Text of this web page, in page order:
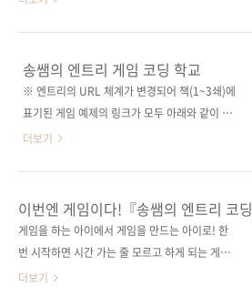
사 제이펍저자명 송상수출판일 2019년 10월
31일페이지 332쪽시리즈 (없음)판 형 46배판
18,000원ISBN 979-11-88621-69-9 (63000)
키워드 스크래치 / 블록 코딩 / 코딩 / 컴퓨터..
번에 송쌤이 엔트리 다음으로 선택한 도구도 바
로, 스크래치입니다. 앞에서 언급한 도구들은 저
마다의 특성이 있습니다. 엔트리는 우리나라에
며, 마이크로비트는 물리적 보드와 함께 공부할
수 있습니다. 그럼, 스크래치는 어떨까요? 스크
는 세계적인 연구소에서 개발한 프로그래밍 언
어로, 우리 어린이들이 21세기를 살아가는 데 필
수적인 창의적 사고, 체계적 추론, 협동 작업을
배우도록 돕습니다. 또한..
송쌤의 엔트리 게임 코딩 학교
※ 엔트리의 URL 체계가 변경되어 책(1~3쇄)에
표기된 게임 예제의 링크가 모두 아래와 같이 변
경되었으니 참고하시기 바랍니
쑥! 도서구매 사이트(가나다순)[강컴] [교보문
고] [도서11번가] [반디앤루니스] [알라딘] [예스
이십사] [인터파크] 전자책 구매 사이트(가나다
[예스이십사] [인터파크] 출판사 제이펍지은이
더보기
이번엔 게임이다!『송쌤의 엔트리 코딩
학교』저자의 두 번째 책!
게임을 하는 아이에서 게임을 만드는 아이로! 한
번 시작하면 시간 가는 줄 모르고 하게 되는 게임
에는 어떤 원리와 요소들이 숨어 있을까요? 이
더보기